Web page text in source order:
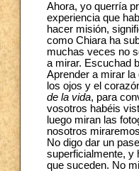
Ahora, yo querría
experiencia que
hacer misión,
como Chiara ha
muchas veces no
a mirar. Escuchad
Aprender a mirar
los ojos y el
de la vida, para
vosotros habéis
luego miran las
nosotros
No digo dar un
superficialmente, y
que suceden. No